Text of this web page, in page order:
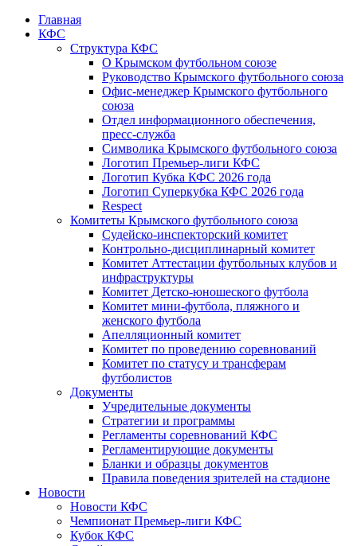
Главная
КФС
Структура КФС
О Крымском футбольном союзе
Руководство Крымского футбольного союза
Офис-менеджер Крымского футбольного
союза
Отдел информационного обеспечения,
пресс-служба
Символика Крымского футбольного союза
Логотип Премьер-лиги КФС
Логотип Кубка КФС 2026 года
Логотип Суперкубка КФС 2026 года
Respect
Комитеты Крымского футбольного союза
Судейско-инспекторский комитет
Контрольно-дисциплинарный комитет
Комитет Аттестации футбольных клубов и
инфраструктуры
Комитет Детско-юношеского футбола
Комитет мини-футбола, пляжного и
женского футбола
Апелляционный комитет
Комитет по проведению соревнований
Комитет по статусу и трансферам
футболистов
Документы
Учредительные документы
Стратегии и программы
Регламенты соревнований КФС
Регламентирующие документы
Бланки и образцы документов
Правила поведения зрителей на стадионе
Новости
Новости КФС
Чемпионат Премьер-лиги КФС
Кубок КФС